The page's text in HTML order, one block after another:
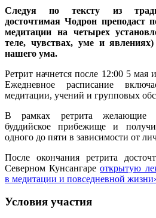
Следуя по тексту из
досточтимая Чодрон преподаст
медитации на четырех
теле, чувствах, уме и
нашего ума.
Ретрит начнется после 12:00 5 мая
Ежедневное расписание
медитации, учений и групповых
В рамках ретрита желающие
буддийское прибежище и
одного до пяти в зависимости от
После окончания ретрита
Северном Кунсангареоткрытую
в медитации и повседневной
Условия участия